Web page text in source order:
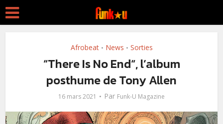
Afrobeat • News • Sorties
“There Is No End“, l’album
posthume de Tony Allen
16 mars 2021 Par Funk-U Magazine